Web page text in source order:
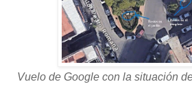
Vuelo de Google con la situación